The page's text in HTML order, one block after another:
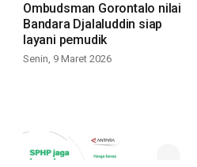
Ombudsman Gorontalo nilai
Bandara Djalaluddin siap
layani pemudik
Senin, 9 Maret 2026